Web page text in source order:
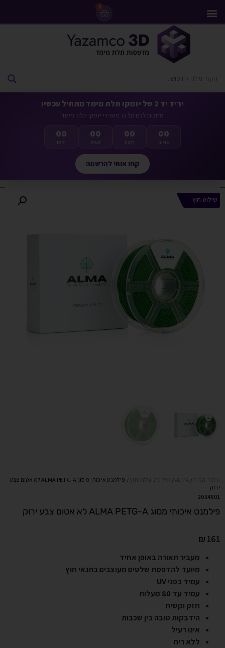
0
יריד יד 2 של יזמקו תלת מימד מתחיל עכשיו
מחכים לכם על גג משרדי יזמקו תלת מימד
00
ימים
00
שעות
00
דקות
00
שניות
קחו אותי להרשמה
שילוט חוץ
/
/
/
/ פילמנט איכותי מסוג ALMA PETG-A לא אטום צבע
ירוק
2034801
פילמנט איכותי מסוג ALMA PETG-A לא אטום צבע ירוק
₪ 161
מעביר תאורה באופן אחיד
מיועד להדפסת שלטים מעוצבים בתנאי חוץ
עמיד בפניUV
עמיד עד 80 מעלות
חזק וקשיח
הידבקות טובה בין שכבות
אינו רעיל
ללא ריח